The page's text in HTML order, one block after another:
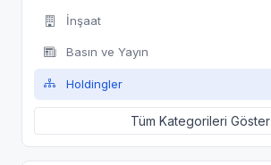
İnşaat
Basın ve Yayın
Holdingler
Tüm Kategorileri Göster